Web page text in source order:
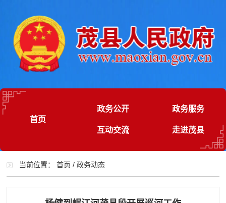
首页
政务公开 政务服务
互动交流 走进茂县
当前位置：首页 /政务动态